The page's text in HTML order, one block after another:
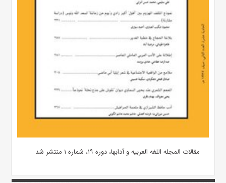
مقالات المجله اللغه العربیه و آدابها، دوره ۱۹، شماره ۱ منتشر شد